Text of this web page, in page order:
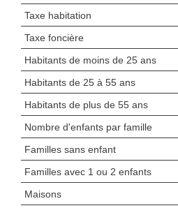
Taxe habitation
Taxe foncière
Habitants de moins de 25 ans
Habitants de 25 à 55 ans
Habitants de plus de 55 ans
Nombre d'enfants par famille
Familles sans enfant
Familles avec 1 ou 2 enfants
Maisons